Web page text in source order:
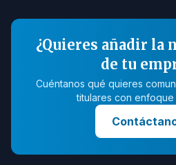
¿Quieres añadir la
de tu
Cuéntanos qué quieres
titulares con